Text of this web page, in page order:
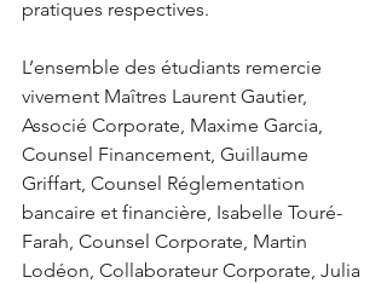
pratiques respectives.
L’ensemble des étudiants remercie
vivement Maîtres Laurent Gautier,
Associé Corporate, Maxime Garcia,
Counsel Financement, Guillaume
Griffart, Counsel Réglementation
bancaire et financière, Isabelle Touré-
Farah, Counsel Corporate, Martin
Lodéon, Collaborateur Corporate, Julia